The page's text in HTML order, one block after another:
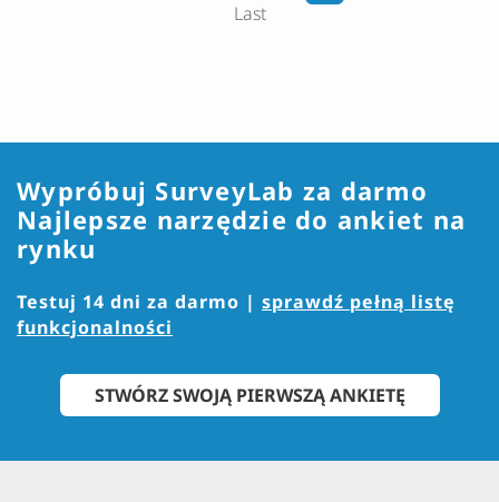
Last
STWÓRZ SWOJĄ PIERWSZĄ ANKIETĘ
Wypróbuj SurveyLab za darmo
Najlepsze narzędzie do ankiet na
rynku
Testuj 14 dni za darmo | sprawdź pełną listę
funkcjonalności